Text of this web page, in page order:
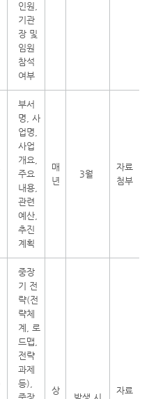
인원,
기관
장 및
임원
참석
여부
부서
명, 사
업명,
사업
개요,
주요
내용,
관련
예산,
추진
계획
매
년
3월
자료
첨부
중장
기 전
략(전
략체
계, 로
드맵,
전략
과제
등),
상 자료